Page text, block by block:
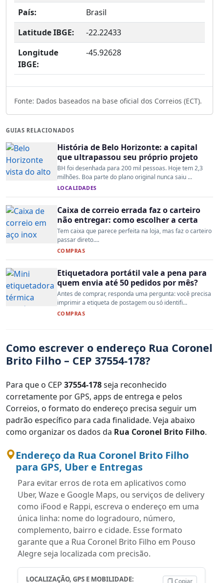
País:
Brasil
Latitude IBGE:
-22.22433
Longitude
IBGE:
-45.92628
Fonte: Dados baseados na base oficial dos Correios (ECT).
GUIAS RELACIONADOS
História de Belo Horizonte: a capital
que ultrapassou seu próprio projeto
BH foi desenhada para 200 mil pessoas. Hoje tem 2,3
milhões. Boa parte do plano original nunca saiu ...
LOCALIDADES
Caixa de correio errada faz o carteiro
não entregar: como escolher a certa
Tem caixa que parece perfeita na loja, mas faz o carteiro
passar direto....
COMPRAS
Etiquetadora portátil vale a pena para
quem envia até 50 pedidos por mês?
Antes de comprar, responda uma pergunta: você precisa
imprimir a etiqueta de postagem ou só identifi...
COMPRAS
Como escrever o endereço Rua Coronel
Brito Filho – CEP 37554-178?
Para que o CEP 37554-178seja reconhecido
corretamente por GPS, apps de entrega e pelos
Correios, o formato do endereço precisa seguir um
padrão específico para cada finalidade. Veja abaixo
como organizar os dados da Rua Coronel Brito Filho.
Endereço da Rua Coronel Brito Filho
para GPS, Uber e Entregas
Para evitar erros de rota em aplicativos como
Uber, Waze e Google Maps, ou serviços de delivery
como iFood e Rappi, escreva o endereço em uma
única linha: nome do logradouro, número,
complemento, bairro e cidade. Esse formato
garante que a Rua Coronel Brito Filho em Pouso
Alegre seja localizada com precisão.
LOCALIZAÇÃO, GPS E MOBILIDADE: Copiar